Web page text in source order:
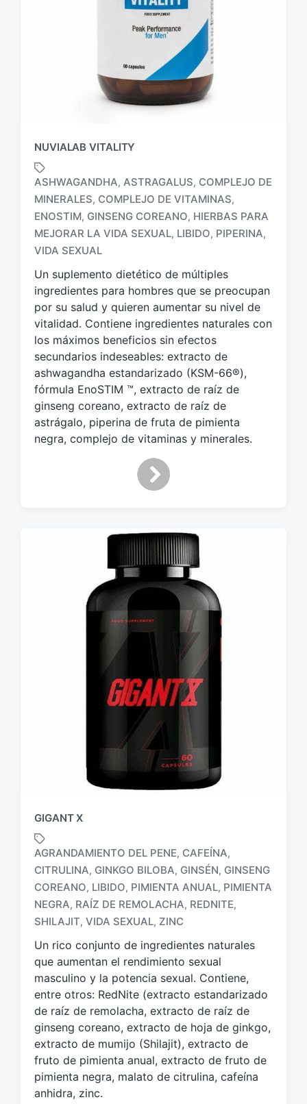
NUVIALAB VITALITY
E
t
i
u
e
t
a
o
c
o
n
ASHWAGANDHA, ASTRAGALUS, COMPLEJO DE
MINERALES, COMPLEJO DE VITAMINAS,
ENOSTIM, GINSENG COREANO, HIERBAS PARA
MEJORAR LA VIDA SEXUAL, LIBIDO, PIPERINA,
VIDA SEXUAL
Un suplemento dietético de múltiples
ingredientes para hombres que se preocupan
por su salud y quieren aumentar su nivel de
vitalidad. Contiene ingredientes naturales con
los máximos beneficios sin efectos
secundarios indeseables: extracto de
ashwagandha estandarizado (KSM-66®),
fórmula EnoSTIM ™, extracto de raíz de
ginseng coreano, extracto de raíz de
astrágalo, piperina de fruta de pimienta
negra, complejo de vitaminas y minerales.
GIGANT X
E
t
i
u
e
t
d
o
c
o
n
AGRANDAMIENTO DEL PENE, CAFEÍNA,
CITRULINA, GINKGO BILOBA, GINSÉN, GINSENG
COREANO, LIBIDO, PIMIENTA ANUAL, PIMIENTA
NEGRA, RAÍZ DE REMOLACHA, REDNITE,
SHILAJIT, VIDA SEXUAL, ZINC
Un rico conjunto de ingredientes naturales
que aumentan el rendimiento sexual
masculino y la potencia sexual. Contiene,
entre otros: RedNite (extracto estandarizado
de raíz de remolacha, extracto de raíz de
ginseng coreano, extracto de hoja de ginkgo,
extracto de mumijo (Shilajit), extracto de
fruto de pimienta anual, extracto de fruto de
pimienta negra, malato de citrulina, cafeína
anhidra, zinc.